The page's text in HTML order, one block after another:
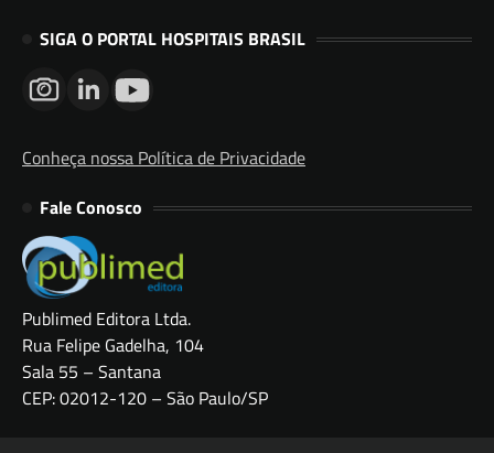
SIGA O PORTAL HOSPITAIS BRASIL
Conheça nossa Política de Privacidade
Fale Conosco
Publimed Editora Ltda.
Rua Felipe Gadelha, 104
Sala 55 – Santana
CEP: 02012-120 – São Paulo/SP